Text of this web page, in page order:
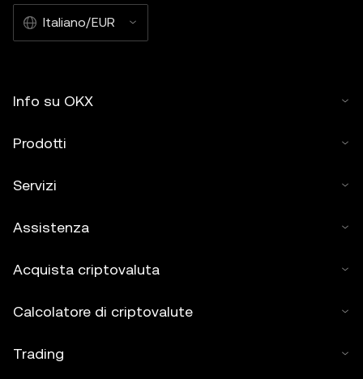
Italiano/EUR
Info su OKX
Prodotti
Servizi
Assistenza
Acquista criptovaluta
Calcolatore di criptovalute
Trading